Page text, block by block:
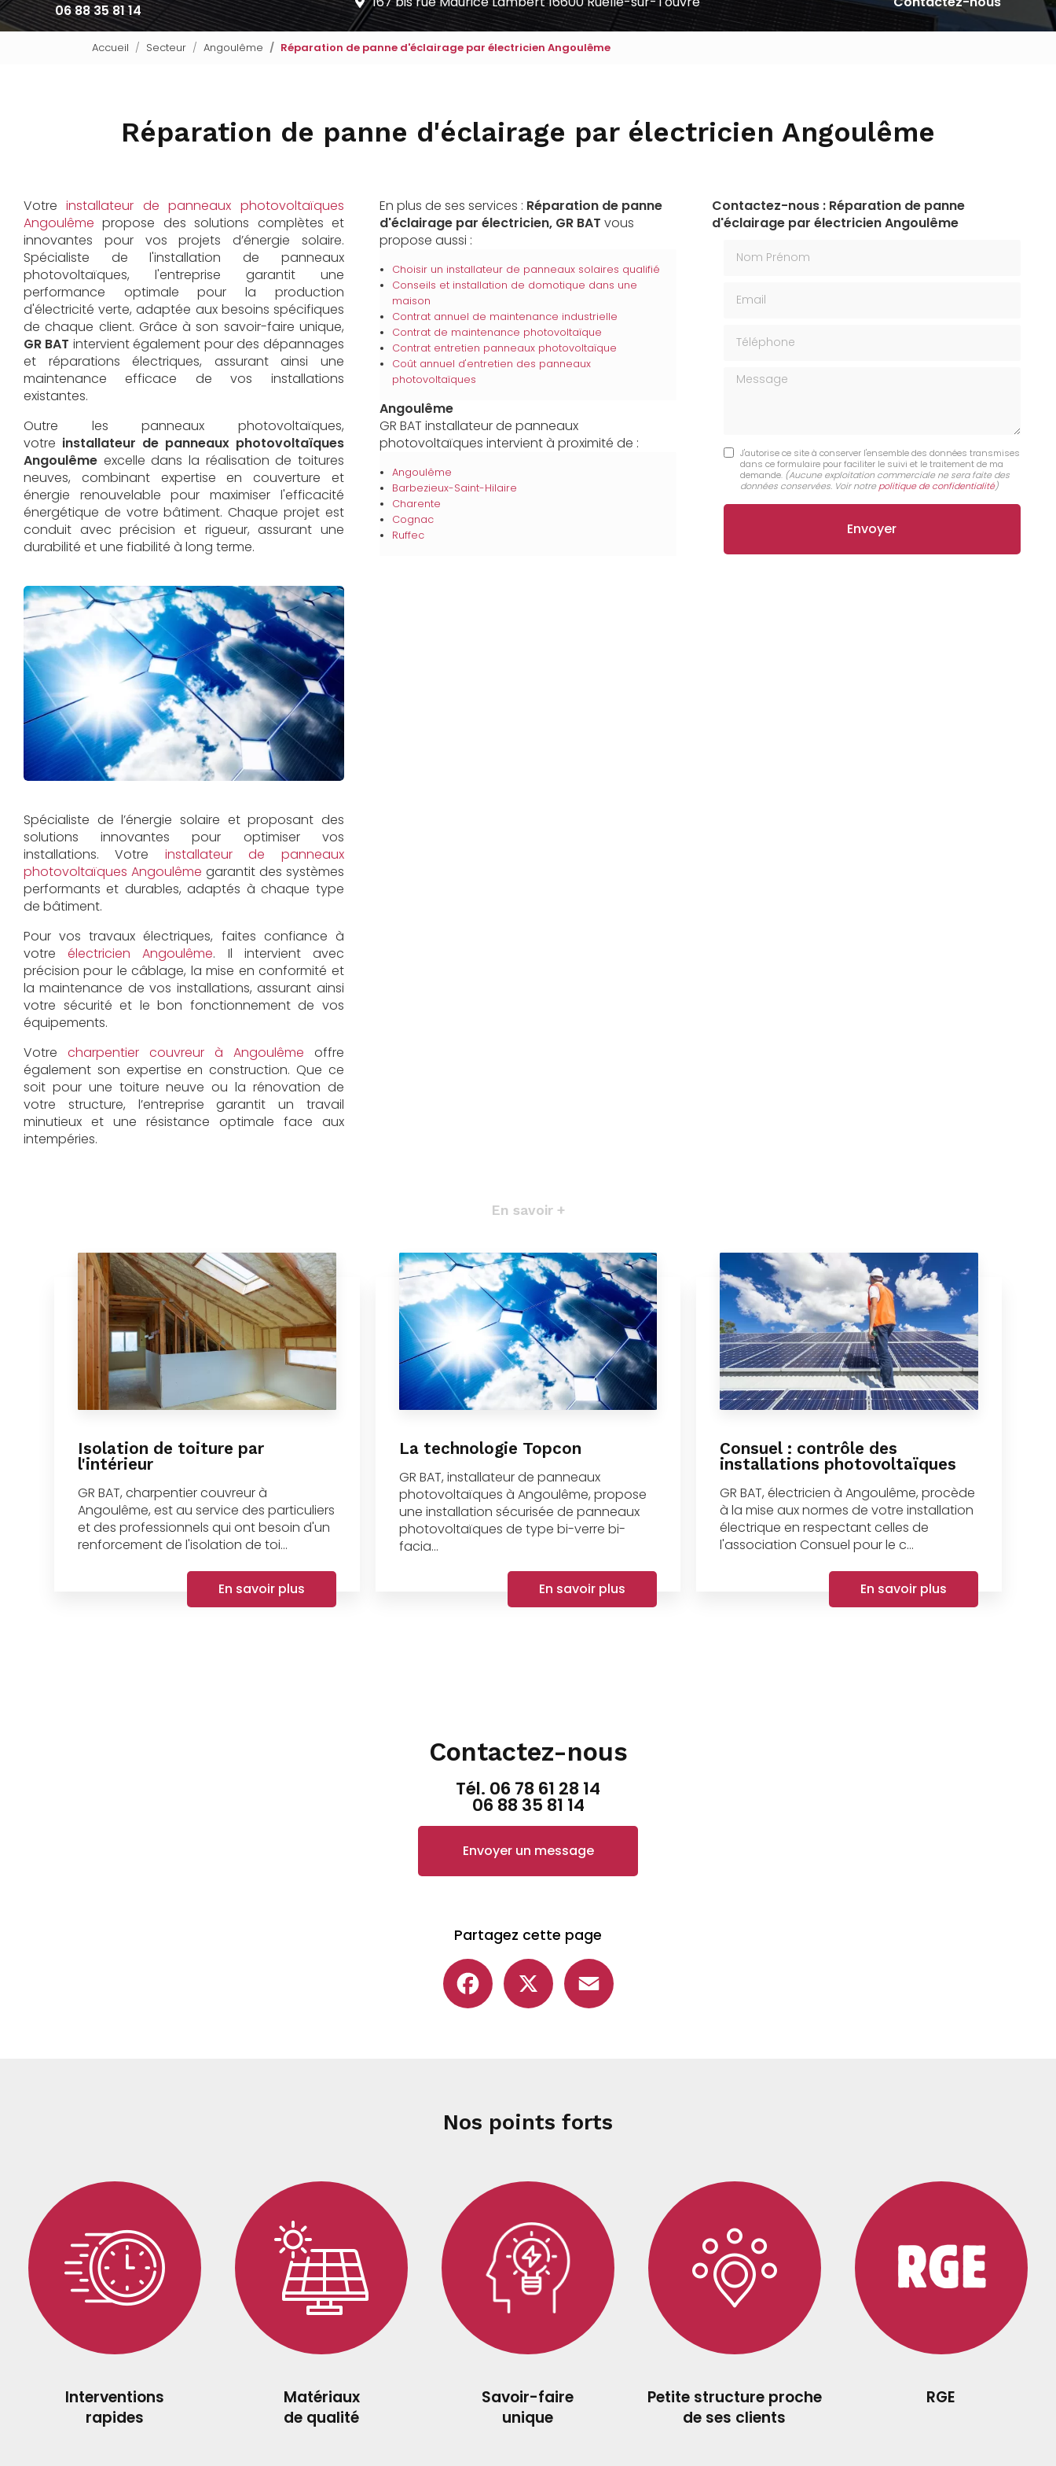
06 88 35 81 14
Accueil Secteur Angoulême Réparation de panne d'éclairage par électricien Angoulême
Réparation de panne d'éclairage par électricien Angoulême
Votre installateur de panneaux photovoltaïques
Angoulêmepropose des solutions complètes et
innovantes pour vos projets d’énergie solaire.
Spécialiste de l'installation de panneaux
photovoltaïques, l'entreprise garantit une
performance optimale pour la production
d'électricité verte, adaptée aux besoins spécifiques
de chaque client. Grâce à son savoir-faire unique,
GR BAT intervient également pour des dépannages
et réparations électriques, assurant ainsi une
maintenance efficace de vos installations
existantes.
Outre les panneaux photovoltaïques,
votre installateur de panneaux photovoltaïques
Angoulême excelle dans la réalisation de toitures
neuves, combinant expertise en couverture et
énergie renouvelable pour maximiser l'efficacité
énergétique de votre bâtiment. Chaque projet est
conduit avec précision et rigueur, assurant une
durabilité et une fiabilité à long terme.
Spécialiste de l’énergie solaire et proposant des
solutions innovantes pour optimiser vos
installations. Votre installateur de panneaux
photovoltaïques Angoulême garantit des systèmes
performants et durables, adaptés à chaque type
de bâtiment.
Pour vos travaux électriques, faites confiance à
votre électricien Angoulême. Il intervient avec
précision pour le câblage, la mise en conformité et
la maintenance de vos installations, assurant ainsi
votre sécurité et le bon fonctionnement de vos
équipements.
Votre charpentier couvreur à Angoulême offre
également son expertise en construction. Que ce
soit pour une toiture neuve ou la rénovation de
votre structure, l’entreprise garantit un travail
minutieux et une résistance optimale face aux
intempéries.
En plus de ses services : Réparation de panne
d'éclairage par électricien, GR BAT vous
propose aussi :
Choisir un installateur de panneaux solaires qualifié
Conseils et installation de domotique dans une
maison
Contrat annuel de maintenance industrielle
Contrat de maintenance photovoltaïque
Contrat entretien panneaux photovoltaïque
Coût annuel d'entretien des panneaux
photovoltaïques
Angoulême
GR BAT installateur de panneaux
photovoltaïques intervient à proximité de :
Angoulême
Barbezieux-Saint-Hilaire
Charente
Cognac
Ruffec
Contactez-nous : Réparation de panne
d'éclairage par électricien Angoulême
Message
J'autorise ce site à conserver l'ensemble des données transmises
dans ce formulaire pour faciliter le suivi et le traitement de ma
demande. (Aucune exploitation commerciale ne sera faite des
données conservées. Voir notre politique de confidentialité)
En savoir +
Isolation de toiture par
l'intérieur
GR BAT, charpentier couvreur à
Angoulême, est au service des particuliers
et des professionnels qui ont besoin d'un
renforcement de l'isolation de toi...
En savoir plus
La technologie Topcon
GR BAT, installateur de panneaux
photovoltaïques à Angoulême, propose
une installation sécurisée de panneaux
photovoltaïques de type bi-verre bi-
facia...
En savoir plus
Consuel : contrôle des
installations photovoltaïques
GR BAT, électricien à Angoulême, procède
à la mise aux normes de votre installation
électrique en respectant celles de
l'association Consuel pour le c...
En savoir plus
Contactez-nous
Tél. 06 78 61 28 14
06 88 35 81 14
Envoyer un message
Partagez cette page
Facebook
Nos points forts
Interventions
rapides
Matériaux
de qualité
Savoir-faire
unique
Petite structure proche
de ses clients
RGE